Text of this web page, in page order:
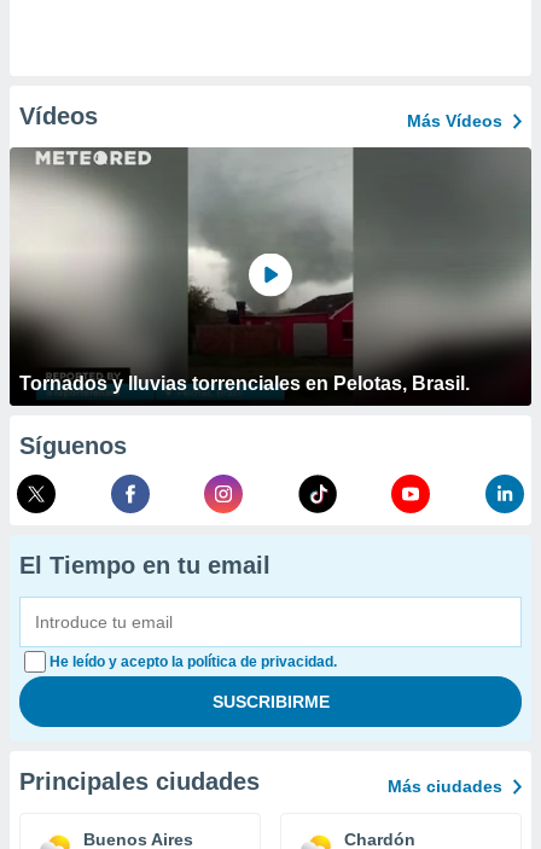
Vídeos Más Vídeos
Tornados y lluvias torrenciales en Pelotas, Brasil.
Síguenos
El Tiempo en tu email
He leído y acepto la política de privacidad.
Principales ciudades Más ciudades
Buenos Aires Chardón